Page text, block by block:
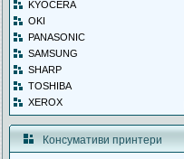
KYOCERA
OKI
PANASONIC
SAMSUNG
SHARP
TOSHIBA
XEROX
Консумативи принтери